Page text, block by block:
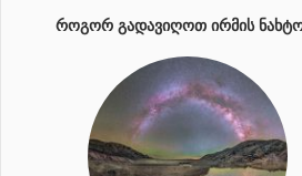
Post:
ფილიპ
ᲠᲝᲒᲝᲠ ᲒᲐᲓᲐᲕᲘᲦᲝᲗ ᲘᲠᲛᲘᲡ